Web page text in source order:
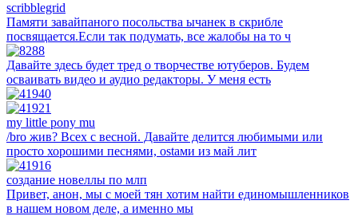
scribblegrid
Памяти завайпаного посольства ычанек в скрибле
посвящается.Если так подумать, все жалобы на то ч
Давайте здесь будет тред о творчестве ютуберов. Будем
осваивать видео и аудио редакторы. У меня есть
my little pony mu
/bro жив? Всех с весной. Давайте делится любимыми или
просто хорошими песнями, ostами из май лит
создание новеллы по млп
Привет, анон, мы с моей тян хотим найти единомышленников
в нашем новом деле, а именно мы